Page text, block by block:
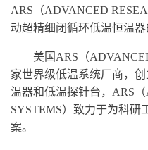
ARS（ADVANCED
动超精细闭循环低温恒温器
美国 ARS（
家世界级低温系统厂商，
温器和低温探针台， ARS
SYSTEMS） 致力于为科研
案。